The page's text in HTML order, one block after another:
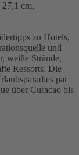
cm,
zu Hotels,
und
weiße Strände,
Ressorts. Die
par
über Curacao bis